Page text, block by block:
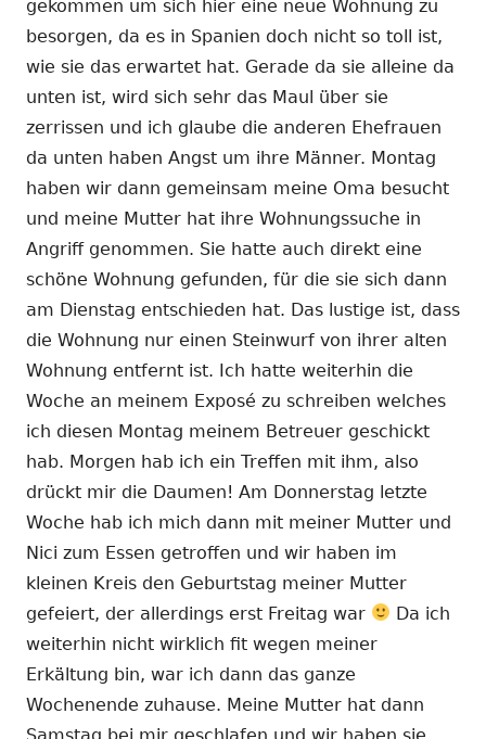
gekommen um sich hier eine neue Wohnung zu
besorgen, da es in Spanien doch nicht so toll ist,
wie sie das erwartet hat. Gerade da sie alleine da
unten ist, wird sich sehr das Maul über sie
zerrissen und ich glaube die anderen Ehefrauen
da unten haben Angst um ihre Männer. Montag
haben wir dann gemeinsam meine Oma besucht
und meine Mutter hat ihre Wohnungssuche in
Angriff genommen. Sie hatte auch direkt eine
schöne Wohnung gefunden, für die sie sich dann
am Dienstag entschieden hat. Das lustige ist, dass
die Wohnung nur einen Steinwurf von ihrer alten
Wohnung entfernt ist. Ich hatte weiterhin die
Woche an meinem Exposé zu schreiben welches
ich diesen Montag meinem Betreuer geschickt
hab. Morgen hab ich ein Treffen mit ihm, also
drückt mir die Daumen! Am Donnerstag letzte
Woche hab ich mich dann mit meiner Mutter und
Nici zum Essen getroffen und wir haben im
kleinen Kreis den Geburtstag meiner Mutter
gefeiert, der allerdings erst Freitag war
Da ich
weiterhin nicht wirklich fit wegen meiner
Erkältung bin, war ich dann das ganze
Wochenende zuhause. Meine Mutter hat dann